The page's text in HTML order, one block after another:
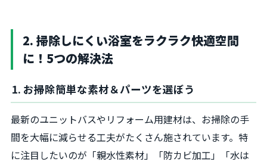
2. 掃除しにくい浴室をラクラク快適空間
に！5つの解決法
1. お掃除簡単な素材＆パーツを選ぼう
最新のユニットバスやリフォーム用建材は、お掃除の手
間を大幅に減らせる工夫がたくさん施されています。特
に注目したいのが「親水性素材」「防カビ加工」「水は